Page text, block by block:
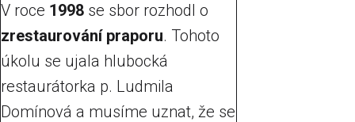
V roce 1998 se sbor rozhodl o
zrestaurování praporu. Tohoto
úkolu se ujala hlubocká
restaurátorka p. Ludmila
Domínová a musíme uznat, že se